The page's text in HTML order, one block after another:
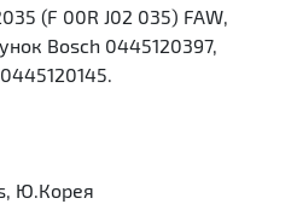
(F 00R J02 035) FAW,
Bosch 0445120397,
Ю.Корея